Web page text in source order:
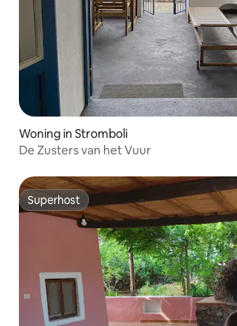
Woning in Stromboli
De Zusters van het Vuur
Superhost
Superhost